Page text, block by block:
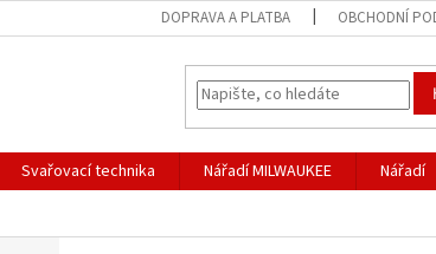
DOPRAVA A PLATBA OBCHODNÍ
Svařovací technika Nářadí MILWAUKEE Nářadí